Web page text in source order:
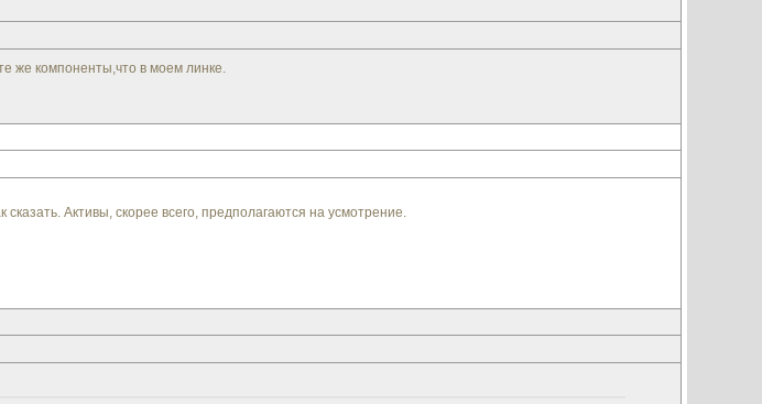
же компоненты,что в моем линке.
Активы, скорее всего, предполагаются на усмотрение.